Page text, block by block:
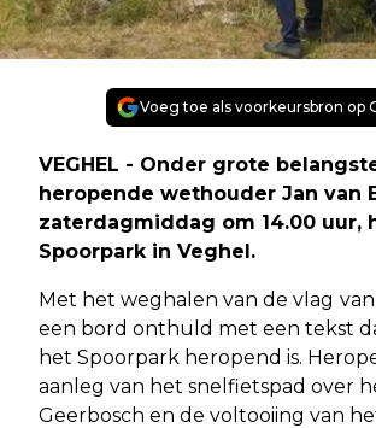
Voeg toe als voorkeursbron op
VEGHEL - Onder grote
heropende wethouder Jan van
zaterdagmiddag om 14.00 uur,
Spoorpark in Veghel.
Met het weghalen van de vlag
een bord onthuld met een tekst
het Spoorpark heropend is.
aanleg van het snelfietspad over
Geerbosch en de voltooiing van